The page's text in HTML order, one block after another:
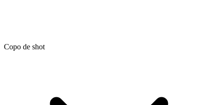
Copo de shot